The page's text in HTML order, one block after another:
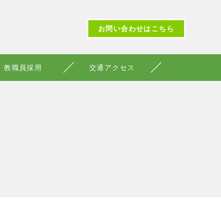
お問い合わせはこちら
教職員採用 交通アクセス